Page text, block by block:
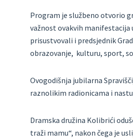
Program je službeno otvorio
važnost ovakvih manifestacija
prisustvovali i predsjednik
obrazovanje, kulturu, sport,
Ovogodišnja jubilarna
raznolikim radionicama i
Dramska družina Kolibrići
traži mamu“, nakon čega je